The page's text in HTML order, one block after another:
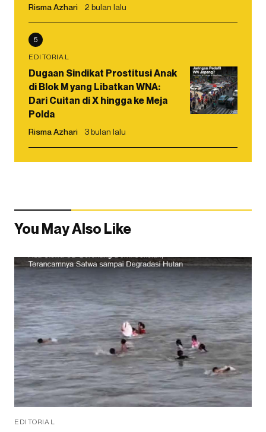
Risma Azhari 2 bulan lalu
5
EDITORIAL
Dugaan Sindikat Prostitusi Anak
di Blok M yang Libatkan WNA:
Dari Cuitan di X hingga ke Meja
Polda
Risma Azhari 3 bulan lalu
You May Also Like
EDITORIAL